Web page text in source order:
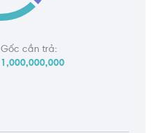
Gốc cần trả:
1,000,000,000